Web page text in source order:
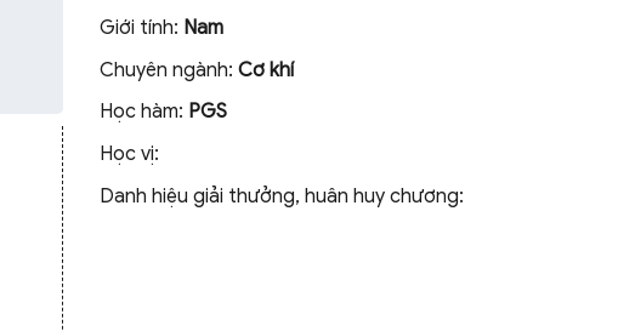
Giới tính: Nam
Chuyên ngành: Cơ khí
Học hàm: PGS
Học vị:
Danh hiệu giải thưởng, huân huy chương: